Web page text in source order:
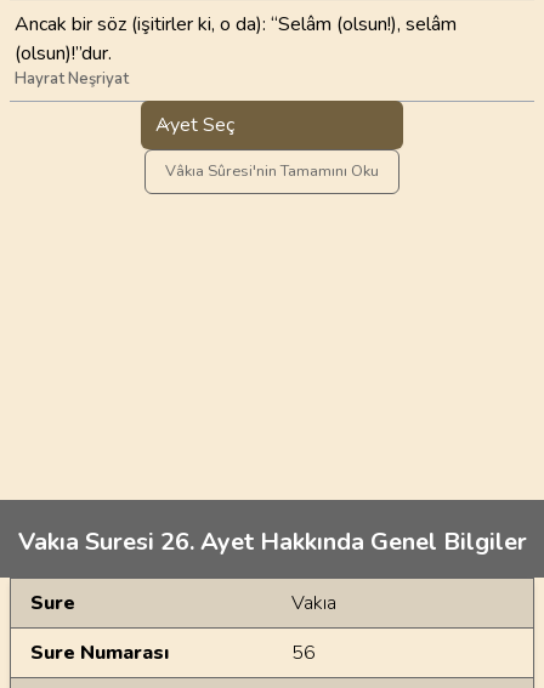
Ancak bir söz (işitirler ki, o da): “Selâm (olsun!), selâm
(olsun)!”dur.
Hayrat Neşriyat
Ayet Seç
Vâkıa Sûresi'nin Tamamını Oku
Vakıa Suresi 26. Ayet Hakkında Genel Bilgiler
Genel Bilgiler
Sure
Vakıa
Sure Numarası
56